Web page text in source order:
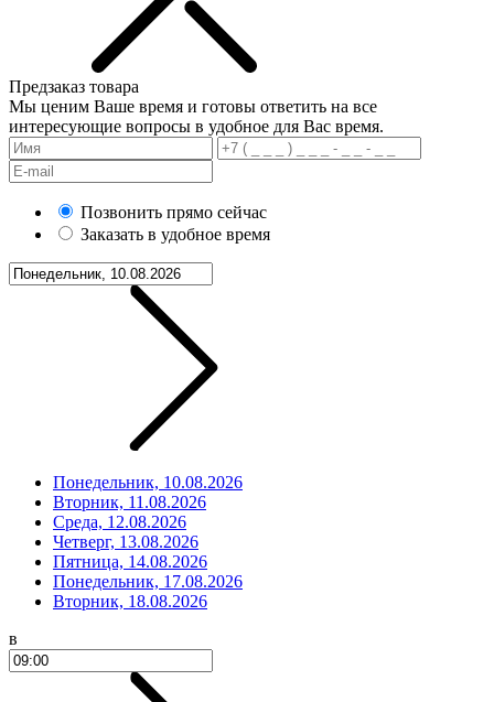
Предзаказ товара
Мы ценим Ваше время и готовы ответить на все
интересующие вопросы в удобное для Вас время.
Позвонить прямо сейчас
Заказать в удобное время
Понедельник, 10.08.2026
Вторник, 11.08.2026
Среда, 12.08.2026
Четверг, 13.08.2026
Пятница, 14.08.2026
Понедельник, 17.08.2026
Вторник, 18.08.2026
в